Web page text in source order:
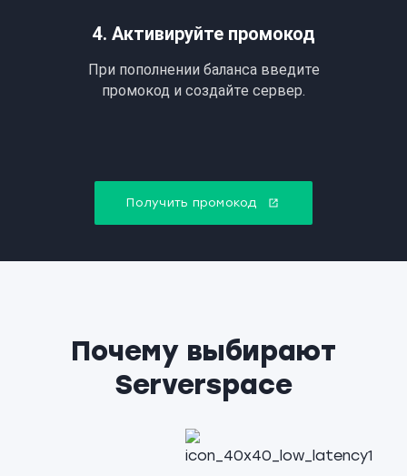
Получить промокод
Почему выбирают
Serverspace